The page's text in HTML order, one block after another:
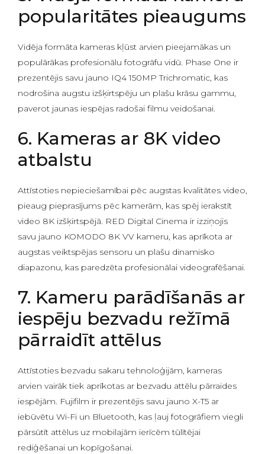
popularitātes pieaugums
Vidēja formāta kameras kļūst arvien pieejamākas un
populārākas profesionālu fotogrāfu vidū. Phase One ir
prezentējis savu jauno IQ4 150MP Trichromatic, kas
nodrošina augstu izšķirtspēju un plašu krāsu gammu,
paverot jaunas iespējas radošai filmu veidošanai.
6. Kameras ar 8K video
atbalstu
Attīstoties nepieciešamībai pēc augstas kvalitātes video,
pieaug pieprasījums pēc kamerām, kas spēj ierakstīt
video 8K izšķirtspējā. RED Digital Cinema ir izziņojis
savu jauno KOMODO 8K VV kameru, kas aprīkota ar
augstas veiktspējas sensoru un plašu dinamisko
diapazonu, kas paredzēta profesionālai videografēšanai.
7. Kameru parādīšanās ar
iespēju bezvadu režīmā
pārraidīt attēlus
Attīstoties bezvadu sakaru tehnoloģijām, kameras
arvien vairāk tiek aprīkotas ar bezvadu attēlu pārraides
iespējām. Fujifilm ir prezentējis savu jauno X-T5 ar
iebūvētu Wi-Fi un Bluetooth, kas ļauj fotogrāfiem viegli
pārsūtīt attēlus uz mobilajām ierīcēm tūlītējai
rediģēšanai un kopīgošanai.